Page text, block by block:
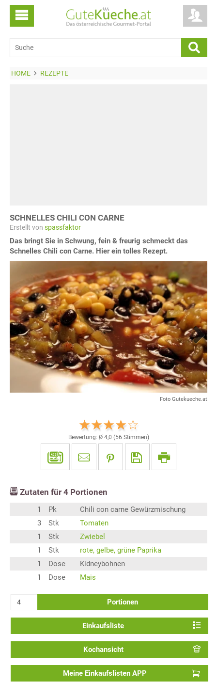
HOME REZEPTE
SCHNELLES CHILI CON CARNE
Erstellt von spassfaktor
Das bringt Sie in Schwung, fein & freurig schmeckt das
Schnelles Chili con Carne. Hier ein tolles Rezept.
Foto Gutekueche.at
Next
Bewertung: Ø 4,0 (56 Stimmen)
Zutaten für 4 Portionen
1 Pk
Chili con carne Gewürzmischung
3
Stk
Tomaten
1
Stk
Zwiebel
1
Stk
rote, gelbe, grüne Paprika
1
Dose
Kidneybohnen
1
Dose Mais
Portionen
Einkaufsliste
Kochansicht
Meine Einkaufslisten APP